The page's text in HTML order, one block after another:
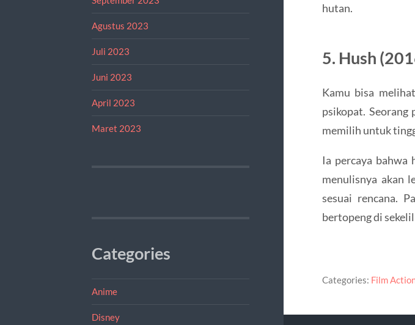
Agustus 2023
Juli 2023
Juni 2023
April 2023
Maret 2023
Categories
Anime
Disney
hutan.
5. Hush
Kamu bisa
psikopat.
memilih untuk
Ia percaya
menulisnya akan
sesuai rencana.
bertopeng di
Categories: Film